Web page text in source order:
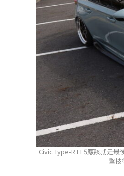
Civic Type-R FL5應該就是
擎技